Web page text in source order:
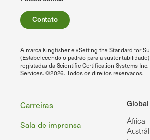
Contato
A marca Kingfisher e «Setting the Standard for
(Estabelecendo o padrão para a
registadas da Scientific Certification Systems Inc.
Services. ©2026. Todos os direitos reservados.
Global
África
Rodapé
Carreiras
Sala de imprensa